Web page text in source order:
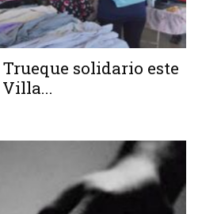
solidario este